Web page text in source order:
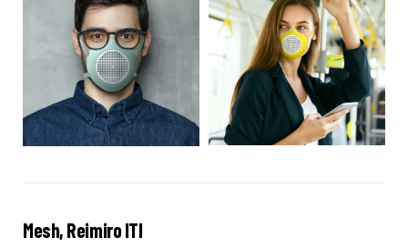
Mesh, Reimiro ITI